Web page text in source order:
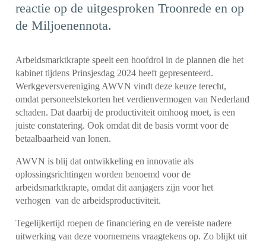
reactie op de uitgesproken Troonrede en op
de Miljoenennota.
Arbeidsmarktkrapte speelt een hoofdrol in de plannen die het
kabinet tijdens Prinsjesdag 2024 heeft gepresenteerd.
Werkgeversvereniging AWVN vindt deze keuze terecht,
omdat personeelstekorten het verdienvermogen van Nederland
schaden. Dat daarbij de productiviteit omhoog moet, is een
juiste constatering. Ook omdat dit de basis vormt voor de
betaalbaarheid van lonen.
AWVN is blij dat ontwikkeling en innovatie als
oplossingsrichtingen worden benoemd voor de
arbeidsmarktkrapte, omdat dit aanjagers zijn voor het
verhogen van de arbeidsproductiviteit.
Tegelijkertijd roepen de financiering en de vereiste nadere
uitwerking van deze voornemens vraagtekens op. Zo blijkt uit